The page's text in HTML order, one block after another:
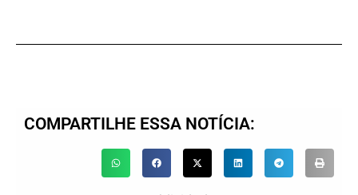
COMPARTILHE ESSA NOTÍCIA: